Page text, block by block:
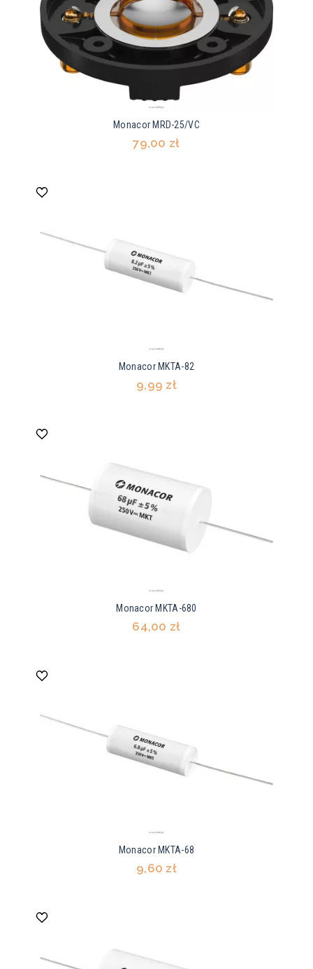
Monacor MRD-25/VC
79,00 zł
Monacor MKTA-82
9,99 zł
Monacor MKTA-680
64,00 zł
Monacor MKTA-68
9,60 zł